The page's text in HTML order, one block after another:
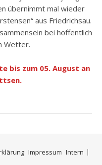
übernimmt mal wieder
aus Friedrichsau.
bei hoffentlich
Wetter.
bis zum 05. August an
Impressum Intern